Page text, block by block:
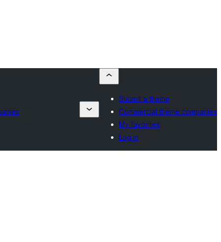
Submit a theme
Commercial theme companies
My favorites
Log in